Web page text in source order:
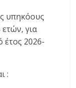
υπηκόους
για
έτος 2026-
: